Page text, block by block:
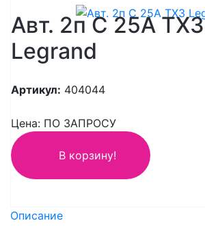
Авт. 2п С 25A TX3
Legrand
Артикул: 404044
Цена: ПО ЗАПРОСУ
В корзину!
Описание